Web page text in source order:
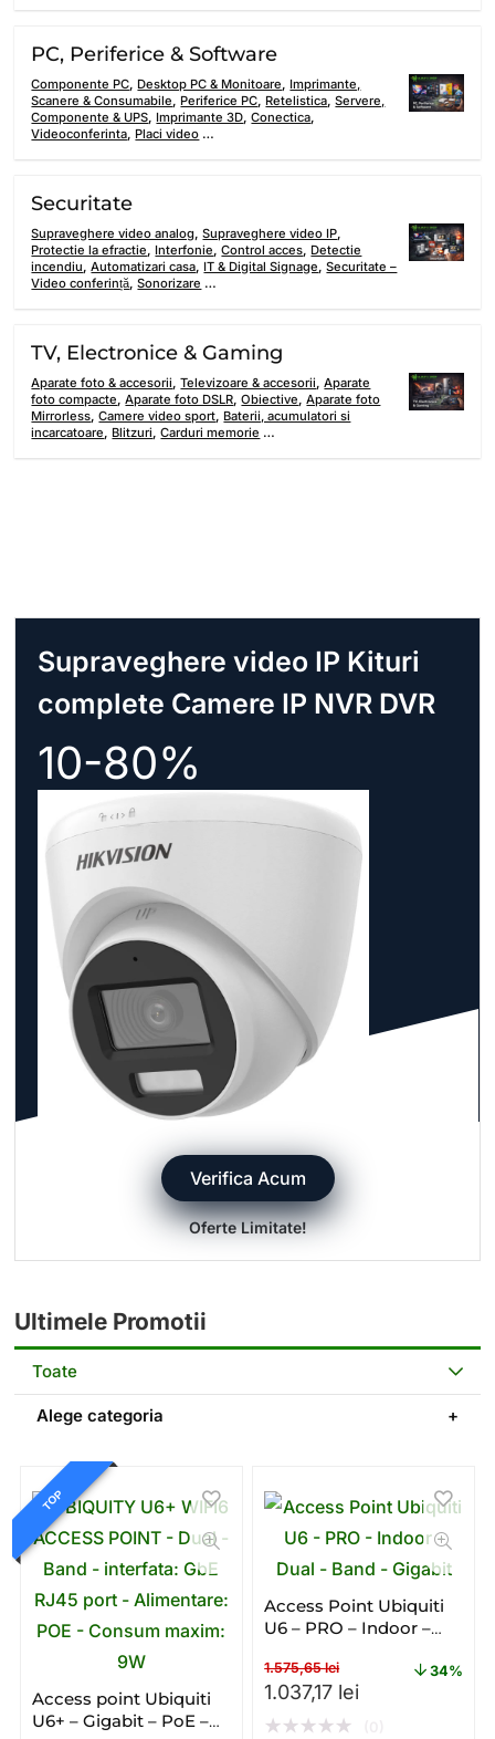
PC, Periferice & Software
Componente PC, Desktop PC & Monitoare, Imprimante,
Scanere & Consumabile, Periferice PC, Retelistica,Servere,
Componente & UPS, Imprimante 3D,Conectica,
Videoconferinta, Placi video …
Securitate
Supraveghere video analog,Supraveghere video IP,
Protectie la efractie, Interfonie,Control acces, Detectie
incendiu,Automatizari casa, IT & Digital Signage,Securitate –
Video conferință,Sonorizare …
TV, Electronice & Gaming
Aparate foto & accesorii,Televizoare & accesorii,Aparate
foto compacte,Aparate foto DSLR,Obiective,Aparate foto
Mirrorless,Camere video sport, Baterii, acumulatori si
incarcatoare, Blitzuri,Carduri memorie …
Supraveghere video IP Kituri
complete Camere IP NVR DVR
10-80%
Verifica Acum
Oferte Limitate!
Ultimele Promotii
Toate
Alege categoria
TOP
Access point Ubiquiti
U6+ – Gigabit – PoE –
Access Point Ubiquiti
U6 – PRO – Indoor –
1.575,65lei
Prețul inițial a fost:
1.037,17 leiPrețul curent
34%
★★★★★